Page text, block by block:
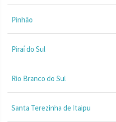
Pinhão
Piraí do Sul
Rio Branco do Sul
Santa Terezinha de Itaipu